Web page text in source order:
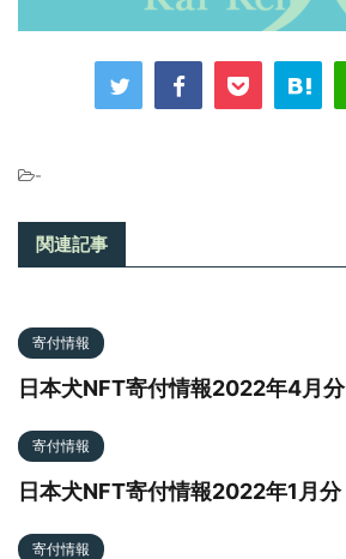
-
関連記事
寄付情報
日本犬NFT寄付情報2022年4月分
寄付情報
日本犬NFT寄付情報2022年1月分
寄付情報